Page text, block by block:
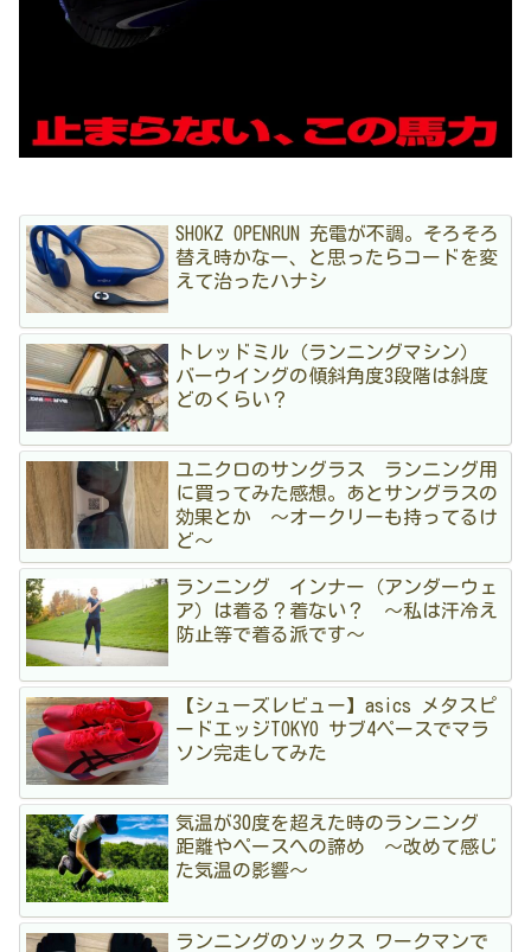
SHOKZ OPENRUN 充電が不調。そろそろ
替え時かなー、と思ったらコードを変
えて治ったハナシ
トレッドミル（ランニングマシン）
バーウイングの傾斜角度3段階は斜度
どのくらい？
ユニクロのサングラス ランニング用
に買ってみた感想。あとサングラスの
効果とか 〜オークリーも持ってるけ
ど〜
ランニング インナー（アンダーウェ
ア）は着る？着ない？ 〜私は汗冷え
防止等で着る派です〜
【シューズレビュー】asics メタスピ
ードエッジTOKYO サブ4ペースでマラ
ソン完走してみた
気温が30度を超えた時のランニング
距離やペースへの諦め 〜改めて感じ
た気温の影響〜
ランニングのソックス ワークマンで